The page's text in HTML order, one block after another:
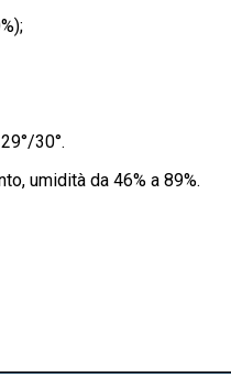
30°.
umidità da 46% a 89%.